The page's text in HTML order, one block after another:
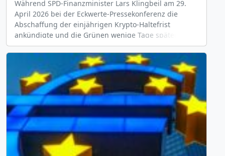
Während SPD-Finanzminister Lars Klingbeil am 29.
April 2026 bei der Eckwerte-Pressekonferenz die
Abschaffung der einjährigen Krypto-Haltefrist
ankündigte und die Grünen wenige Tage später einen
formellen Gesetzentwurf zur Streichung der
Spekulationsfrist nach § 23 EStG nachschob, hat die
größte Regierungsfraktion klargestellt: Mit ihr nicht.
In einer Antwort auf eine Bürgeranfrage Anfang Mai
erklärte die CDU/CSU-Bundestagsfraktion wörtlich:
[&hellip;]